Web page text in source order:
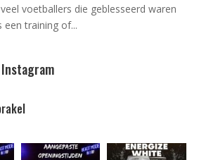
voetballers die geblesseerd waren
een training of...